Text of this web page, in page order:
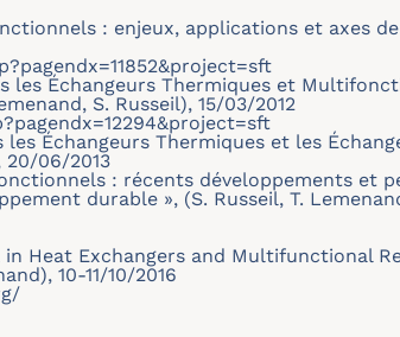
: enjeux, applications et axes de
les Échangeurs Thermiques et
S. Russeil), 15/03/2012
Échangeurs Thermiques et les
20/06/2013
: récents développements et
durable », (S. Russeil, T.
in Heat Exchangers and Multifunctional
10-11/10/2016